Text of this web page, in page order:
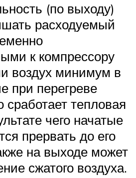
(по выходу)
расходуемый
к компрессору
воздух минимум в
при перегреве
сработает тепловая
чего начатые
прервать до его
на выходе может
сжатого воздуха.